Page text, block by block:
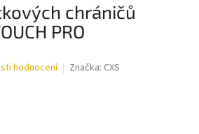
chráničů
PRO
hodnocení Značka: CXS